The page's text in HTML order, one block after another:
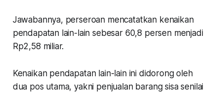
Jawabannya, perseroan mencatatkan kenaikan
pendapatan lain-lain sebesar 60,8 persen menjadi
Rp2,58 miliar.
Kenaikan pendapatan lain-lain ini didorong oleh
dua pos utama, yakni penjualan barang sisa senilai